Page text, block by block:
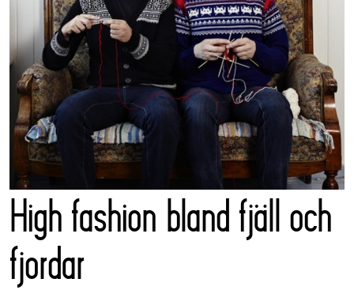
High fashion bland fjäll och
fjordar